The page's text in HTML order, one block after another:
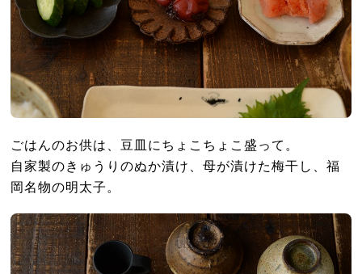
ごはんのお供は、豆皿にちょこちょこ盛って。
自家製のきゅうりのぬか漬け、母が漬けた梅干し、福
岡名物の明太子。